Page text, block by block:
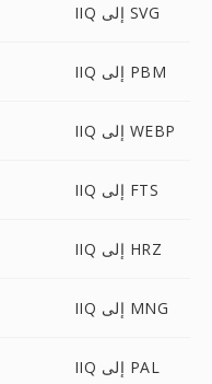
IIQ إلى SVG
IIQ إلى PBM
IIQ إلى WEBP
IIQ إلى FTS
IIQ إلى HRZ
IIQ إلى MNG
IIQ إلى PAL